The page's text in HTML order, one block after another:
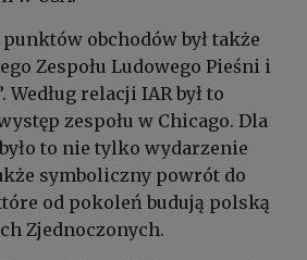
obchodów był także
Zespołu Ludowego Pieśni i
Według relacji IAR był to
zespołu w Chicago. Dla
to nie tylko wydarzenie
symboliczny powrót do
od pokoleń budują polską
Zjednoczonych.